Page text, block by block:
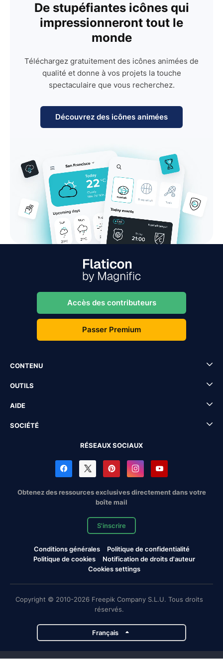
De stupéfiantes icônes qui
impressionneront tout le
monde
Téléchargez gratuitement des icônes animées de
qualité et donne à vos projets la touche
spectaculaire que vous recherchez.
Découvrez des icônes animées
Accès des contributeurs
Passer Premium
CONTENU
OUTILS
AIDE
SOCIÉTÉ
RÉSEAUX SOCIAUX
Obtenez des ressources exclusives directement dans votre
boîte mail
S'inscrire
Conditions générales
Politique de confidentialité
Politique de cookies
Notification de droits d'auteur
Cookies settings
Copyright © 2010-2026 Freepik Company S.L.U. Tous droits
réservés.
Français